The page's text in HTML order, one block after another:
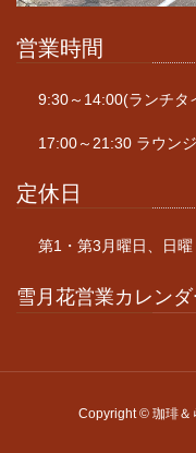
営業時間
9:30～14:00(ランチタ
17:00～21:30 ラウン
定休日
第1・第3月曜日、日曜
雪月花営業カレンダ
Copyright © 珈琲＆